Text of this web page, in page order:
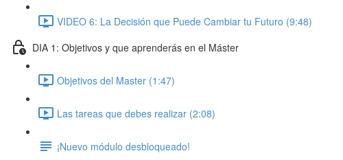
VIDEO 6: La Decisión que Puede Cambiar tu Futuro (9:48)
DIA 1: Objetivos y que aprenderás en el Máster
Objetivos del Master (1:47)
Las tareas que debes realizar (2:08)
¡Nuevo módulo desbloqueado!